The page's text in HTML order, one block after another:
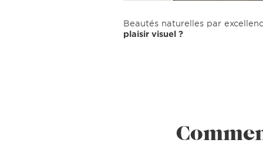
Beautés naturelles par
plaisir visuel ?